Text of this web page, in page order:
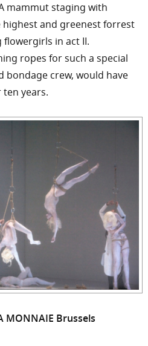
mammut staging with
highest and greenest forrest
in act II.
ropes for such a special
bondage crew, would have
years.
MONNAIE Brussels